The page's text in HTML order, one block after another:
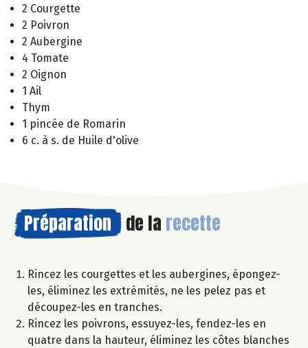
2 Courgette
2 Poivron
2 Aubergine
4 Tomate
2 Oignon
1 Ail
Thym
1 pincée de Romarin
6 c. à s. de Huile d'olive
Préparation de la recette
Rincez les courgettes et les aubergines, épongez-
les, éliminez les extrémités, ne les pelez pas et
découpez-les en tranches.
Rincez les poivrons, essuyez-les, fendez-les en
quatre dans la hauteur, éliminez les côtes blanches